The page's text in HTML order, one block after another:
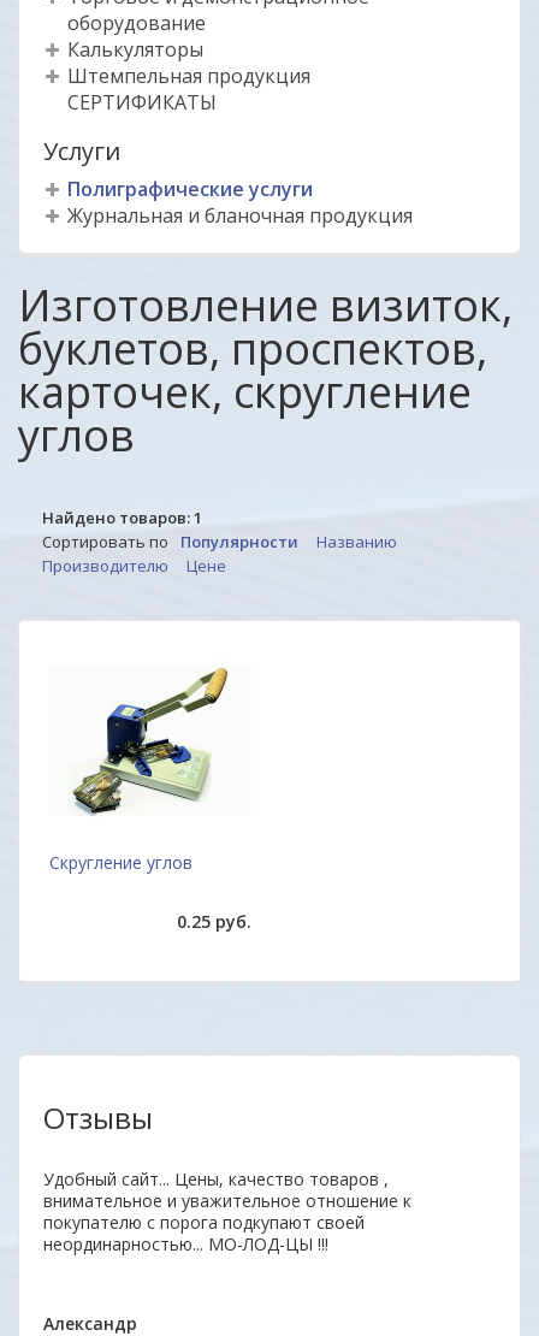
оборудование
Калькуляторы
Штемпельная продукция
СЕРТИФИКАТЫ
Услуги
Полиграфические услуги
Журнальная и бланочная продукция
Изготовление визиток,
буклетов, проспектов,
карточек, скругление
углов
Найдено товаров:1
Сортировать по
Популярности
Названию
Производителю
Цене
Скругление углов
0.25 руб.
Отзывы
Удобный сайт... Цены, качество товаров ,
внимательное и уважительное отношение к
покупателю с порога подкупают своей
неординарностью... МО-ЛОД-ЦЫ !!!
Александр